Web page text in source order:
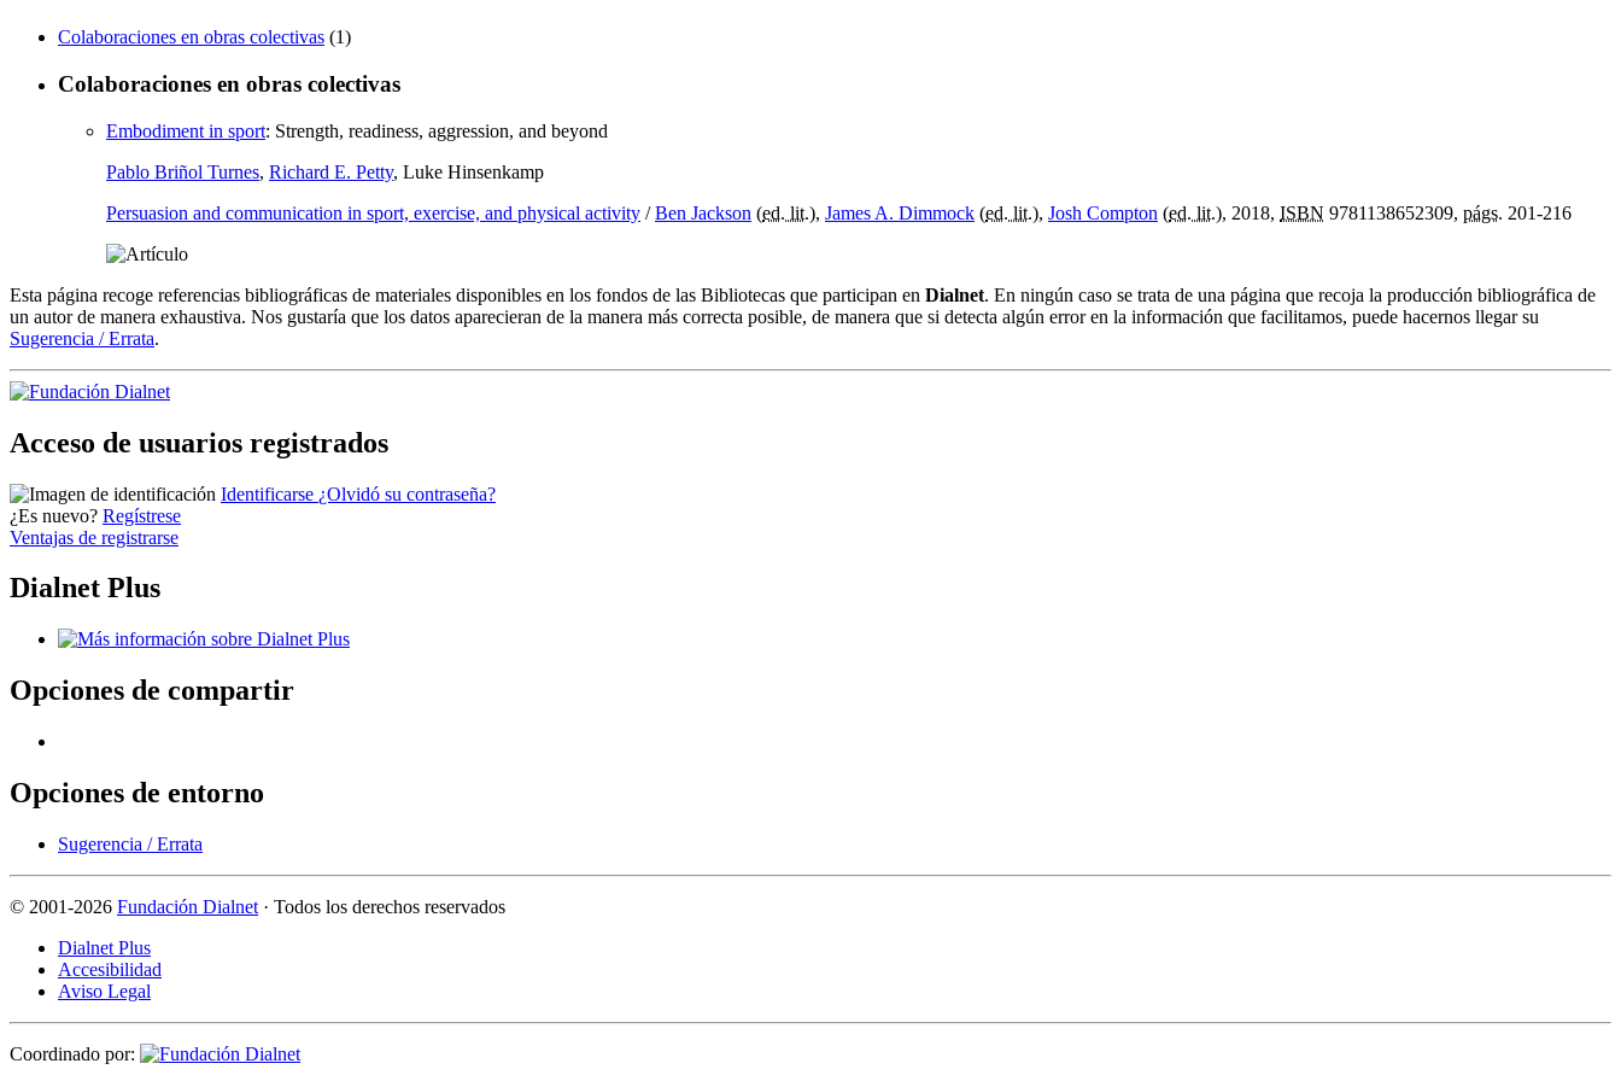
Colaboraciones en obras colectivas (1)
Colaboraciones en obras colectivas
Embodiment in sport: Strength, readiness, aggression, and beyond
Pablo Briñol Turnes, Richard E. Petty, Luke Hinsenkamp
Persuasion and communication in sport, exercise, and physical activity /Ben Jackson (ed. lit.), James A. Dimmock (ed. lit.), Josh Compton (ed. lit.), 2018, ISBN 9781138652309, págs. 201-216
Esta página recoge referencias bibliográficas de materiales disponibles en los fondos de las Bibliotecas que participan en Dialnet. En ningún caso se trata de una página que recoja la producción bibliográfica de
un autor de manera exhaustiva. Nos gustaría que los datos aparecieran de la manera más correcta posible, de manera que si detecta algún error en la información que facilitamos, puede hacernos llegar su
Sugerencia / Errata.
Acceso de usuarios registrados
Identificarse ¿Olvidó su contraseña?
¿Es nuevo? Regístrese
Ventajas de registrarse
Dialnet Plus
Opciones de compartir
Opciones de entorno
Sugerencia / Errata
© 2001-2026 Fundación Dialnet · Todos los derechos reservados
Dialnet Plus
Accesibilidad
Aviso Legal
Coordinado por: